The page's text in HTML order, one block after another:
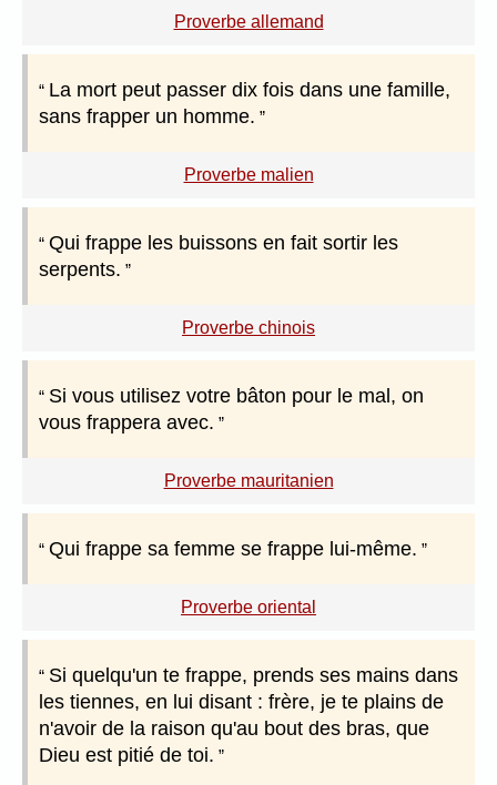
Proverbe allemand
La mort peut passer dix fois dans une famille,
sans frapper un homme.
Proverbe malien
Qui frappe les buissons en fait sortir les
serpents.
Proverbe chinois
Si vous utilisez votre bâton pour le mal, on
vous frappera avec.
Proverbe mauritanien
Qui frappe sa femme se frappe lui-même.
Proverbe oriental
Si quelqu'un te frappe, prends ses mains dans
les tiennes, en lui disant : frère, je te plains de
n'avoir de la raison qu'au bout des bras, que
Dieu est pitié de toi.